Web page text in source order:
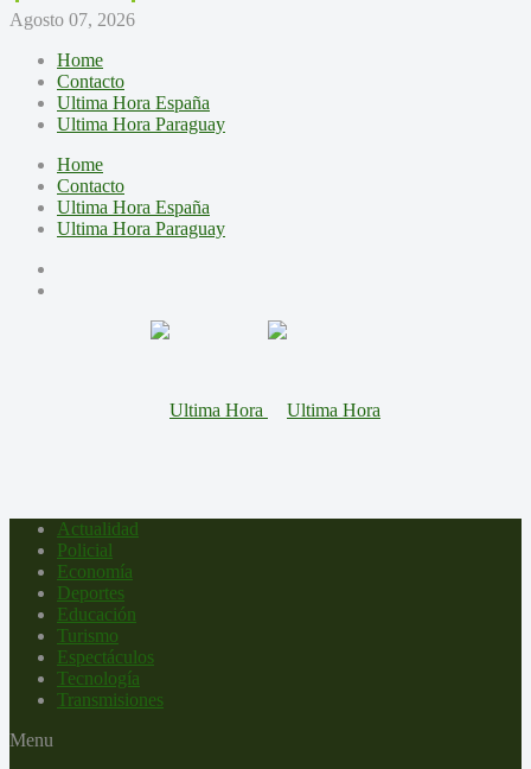
Agosto 07, 2026
Home
Contacto
Ultima Hora España
Ultima Hora Paraguay
Home
Contacto
Ultima Hora España
Ultima Hora Paraguay
Actualidad
Policial
Economía
Deportes
Educación
Turismo
Espectáculos
Tecnología
Transmisiones
Menu